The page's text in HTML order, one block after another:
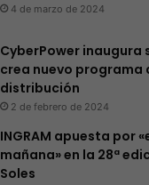
4 de marzo de 2024
CyberPower inaugura
crea nuevo programa
distribución
2 de febrero de 2024
INGRAM apuesta por
mañana» en la 28ª
Soles